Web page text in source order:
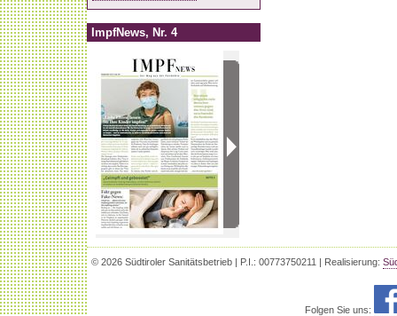
ImpfNews, Nr. 4
© 2026 Südtiroler Sanitätsbetrieb | P.I.: 00773750211 | Realisierung:
Folgen Sie uns: